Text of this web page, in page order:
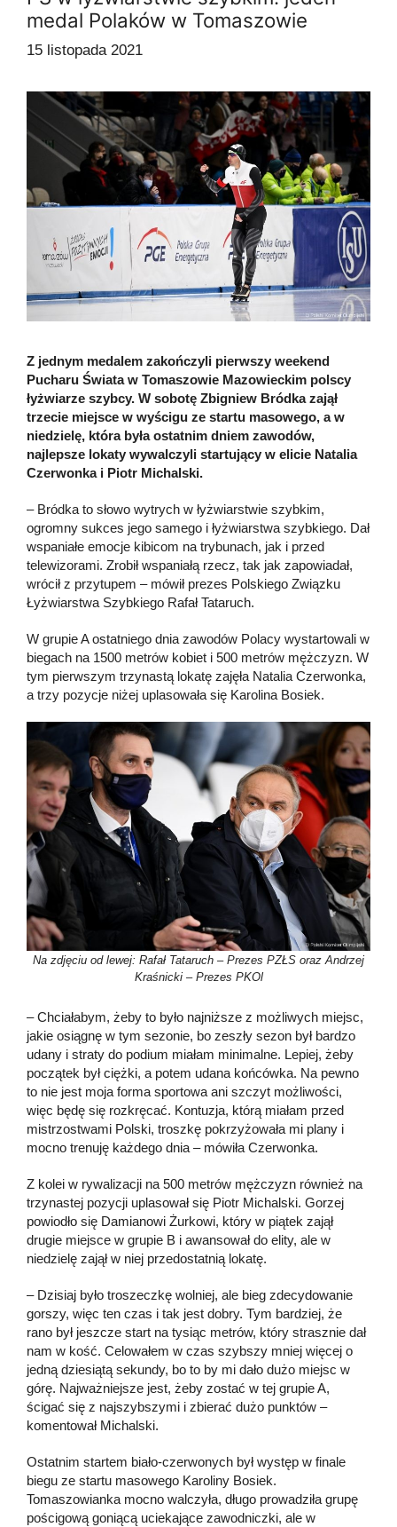
medal Polaków w Tomaszowie
15 listopada 2021
Z jednym medalem zakończyli pierwszy weekend
Pucharu Świata w Tomaszowie Mazowieckim polscy
łyżwiarze szybcy. W sobotę Zbigniew Bródka zajął
trzecie miejsce w wyścigu ze startu masowego, a w
niedzielę, która była ostatnim dniem zawodów,
najlepsze lokaty wywalczyli startujący w elicie Natalia
Czerwonka i Piotr Michalski.
– Bródka to słowo wytrych w łyżwiarstwie szybkim,
ogromny sukces jego samego i łyżwiarstwa szybkiego. Dał
wspaniałe emocje kibicom na trybunach, jak i przed
telewizorami. Zrobił wspaniałą rzecz, tak jak zapowiadał,
wrócił z przytupem – mówił prezes Polskiego Związku
Łyżwiarstwa Szybkiego Rafał Tataruch.
W grupie A ostatniego dnia zawodów Polacy wystartowali w
biegach na 1500 metrów kobiet i 500 metrów mężczyzn. W
tym pierwszym trzynastą lokatę zajęła Natalia Czerwonka,
a trzy pozycje niżej uplasowała się Karolina Bosiek.
Na zdjęciu od lewej: Rafał Tataruch – Prezes PZŁS oraz Andrzej
Kraśnicki – Prezes PKOl
– Chciałabym, żeby to było najniższe z możliwych miejsc,
jakie osiągnę w tym sezonie, bo zeszły sezon był bardzo
udany i straty do podium miałam minimalne. Lepiej, żeby
początek był ciężki, a potem udana końcówka. Na pewno
to nie jest moja forma sportowa ani szczyt możliwości,
więc będę się rozkręcać. Kontuzja, którą miałam przed
mistrzostwami Polski, troszkę pokrzyżowała mi plany i
mocno trenuję każdego dnia – mówiła Czerwonka.
Z kolei w rywalizacji na 500 metrów mężczyzn również na
trzynastej pozycji uplasował się Piotr Michalski. Gorzej
powiodło się Damianowi Żurkowi, który w piątek zajął
drugie miejsce w grupie B i awansował do elity, ale w
niedzielę zajął w niej przedostatnią lokatę.
– Dzisiaj było troszeczkę wolniej, ale bieg zdecydowanie
gorszy, więc ten czas i tak jest dobry. Tym bardziej, że
rano był jeszcze start na tysiąc metrów, który strasznie dał
nam w kość. Celowałem w czas szybszy mniej więcej o
jedną dziesiątą sekundy, bo to by mi dało dużo miejsc w
górę. Najważniejsze jest, żeby zostać w tej grupie A,
ścigać się z najszybszymi i zbierać dużo punktów –
komentował Michalski.
Ostatnim startem biało-czerwonych był występ w finale
biegu ze startu masowego Karoliny Bosiek.
Tomaszowianka mocno walczyła, długo prowadziła grupę
pościgową goniącą uciekające zawodniczki, ale w